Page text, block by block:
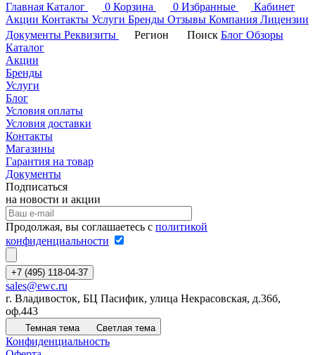
Главная Каталог 0 Корзина 0 Избранные
Кабинет
Акции Контакты Услуги Бренды Отзывы Компания Лицензии
Документы Реквизиты Регион Поиск Блог Обзоры
Каталог
Акции
Бренды
Услуги
Блог
Условия оплаты
Условия доставки
Контакты
Магазины
Гарантия на товар
Документы
Подписаться
на новости и акции
Продолжая, вы соглашаетесь с политикой
конфиденциальности
+7 (495) 118-04-37
sales@ewc.ru
г. Владивосток, БЦ Пасифик, улица Некрасовская, д.36б,
оф.443
Темная тема Светлая тема
Конфиденциальность